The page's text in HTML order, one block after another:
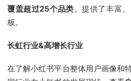
覆盖超过25个品类。提供了丰富
板。
长虹行业&高增长行业
在了解小红书平台整体用户画像和